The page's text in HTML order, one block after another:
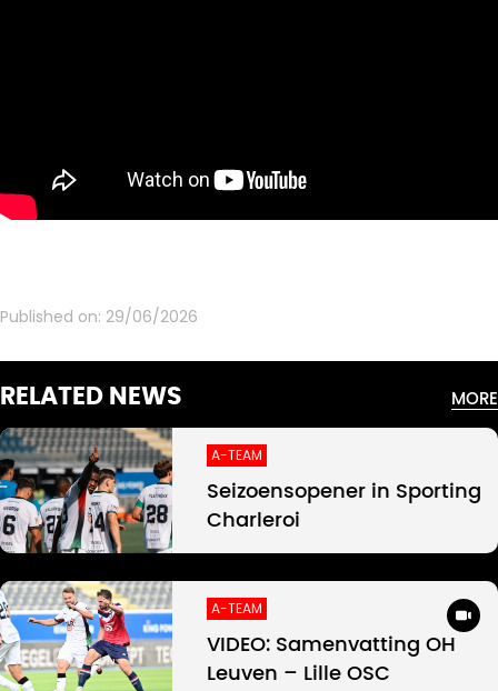
Published on: 29/06/2026
RELATED NEWS MORE
A-TEAM
Seizoensopener in Sporting
Charleroi
A-TEAM
VIDEO: Samenvatting OH
Leuven – Lille OSC